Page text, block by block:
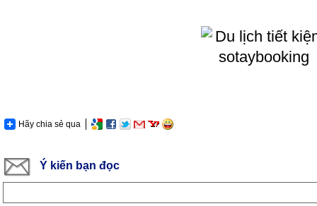
Hãy chia sẻ qua
Ý kiến bạn đọc